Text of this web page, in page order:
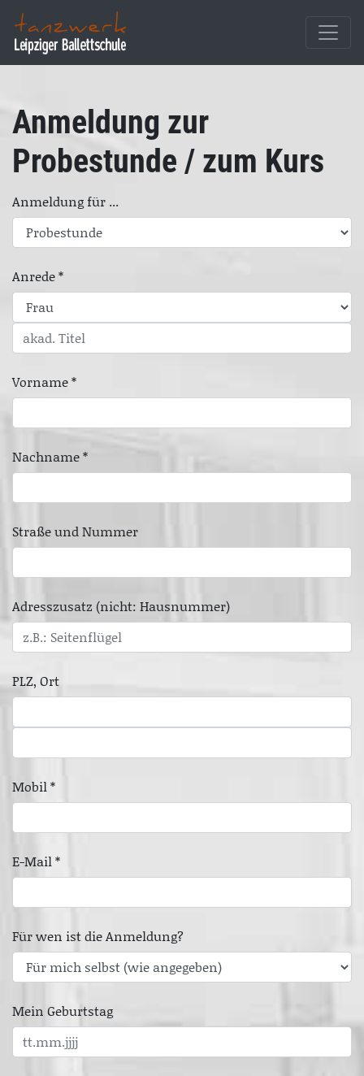
Anmeldung zur
Probestunde / zum Kurs
Anmeldung für ...
Anrede *
Vorname *
Nachname *
Straße und Nummer
Adresszusatz (nicht: Hausnummer)
PLZ, Ort
Mobil *
E-Mail *
Für wen ist die Anmeldung?
Mein Geburtstag